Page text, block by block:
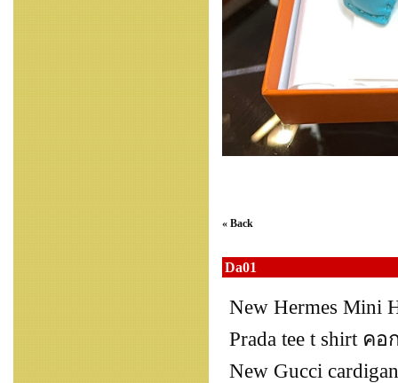
« Back
Da01
New Hermes Mini
Prada tee t shirt
New Gucci